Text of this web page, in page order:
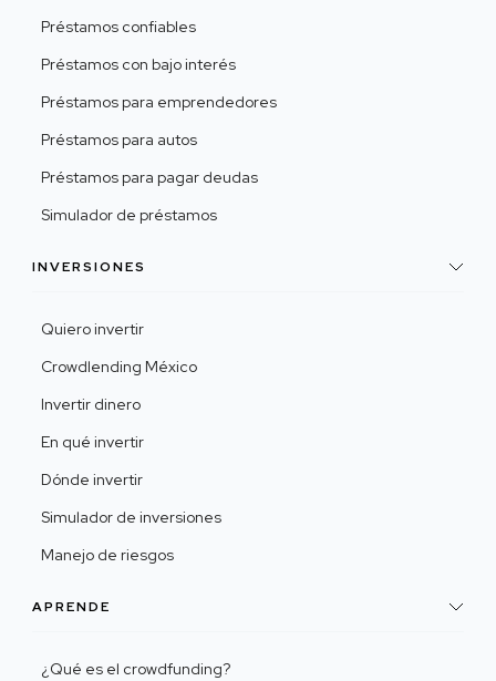
Préstamos confiables
Préstamos con bajo interés
Préstamos para emprendedores
Préstamos para autos
Préstamos para pagar deudas
Simulador de préstamos
INVERSIONES
Quiero invertir
Crowdlending México
Invertir dinero
En qué invertir
Dónde invertir
Simulador de inversiones
Manejo de riesgos
APRENDE
¿Qué es el crowdfunding?